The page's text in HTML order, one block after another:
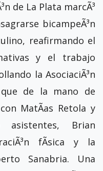
de La Plata marcÃ³
bicampeÃ³n
reafirmando el
y el trabajo
la AsociaciÃ³n
que de la mano de
MatÃ­as Retola y
asistentes, Brian
fÃ­sica y la
Sanabria. Una